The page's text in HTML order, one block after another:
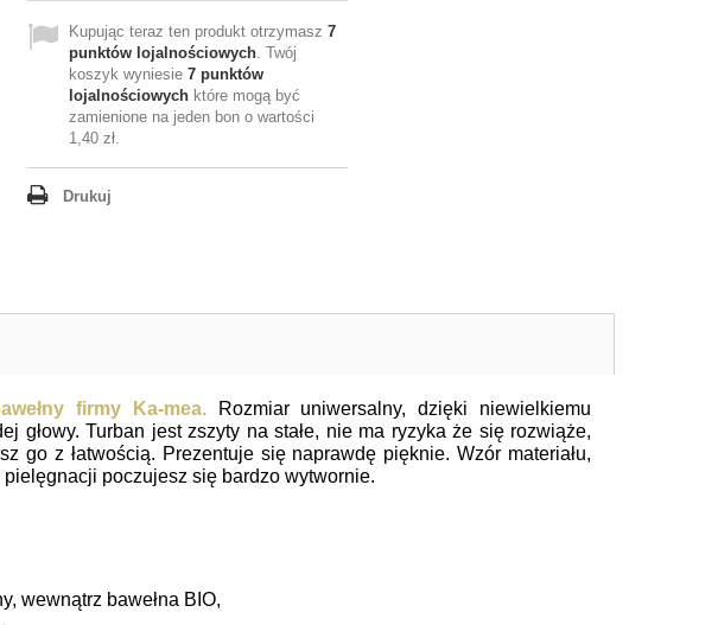
Kupując teraz ten produkt otrzymasz 7
punktów lojalnościowych. Twój
koszyk wyniesie 7 punktów
lojalnościowych które mogą być
zamienione na jeden bon o wartości
1,40 zł.
Drukuj
firmy Ka-mea.
Rozmiar uniwersalny, dzięki niewielkiemu
głowy. Turban jest zszyty na stałe, nie ma ryzyka że się rozwiąże,
go z łatwością. Prezentuje się naprawdę pięknie. Wzór materiału,
poczujesz się bardzo wytwornie.
wewnątrz bawełna BIO,